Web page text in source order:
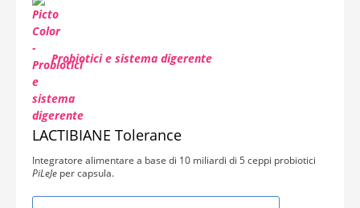
Probiotici e sistema digerente
LACTIBIANE Tolerance
Integratore alimentare a base di 10 miliardi di 5 ceppi probiotici
PiLeJe per capsula.